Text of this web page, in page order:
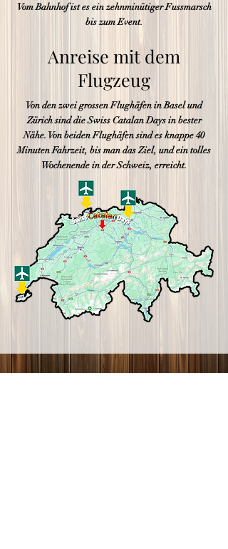
Vom Bahnhof ist es ein zehnminütiger Fussmarsch
bis zum Event.
Anreise mit dem
Flugzeug
Von den zwei grossen Flughäfen in Basel und
Zürich sind die Swiss Catalan Days in bester
Nähe. Von beiden Flughäfen sind es knappe 40
Minuten Fahrzeit, bis man das Ziel, und ein tolles
Wochenende in der Schweiz, erreicht.